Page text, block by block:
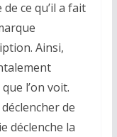
ce qu’il a fait
Ainsi,
l’on voit.
de
déclenche la